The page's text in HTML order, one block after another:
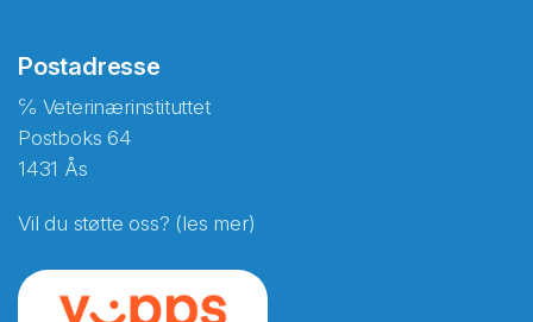
Postadresse
℅ Veterinærinstituttet
Postboks 64
1431 Ås
Vil du støtte oss? (les mer)